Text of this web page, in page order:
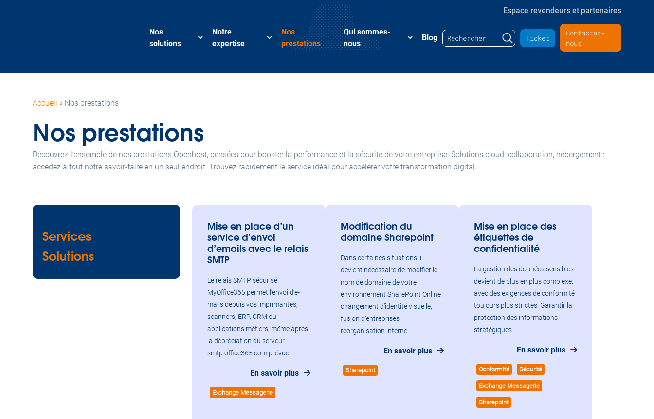
Espace revendeurs et partenaires
Nos
solutions
Notre
expertise
Nos
prestations
Qui sommes-
nous
Blog Rechercher : Ticket
Contactez-
nous
Accueil » Nos prestations
Nos prestations
Découvrez l’ensemble de nos prestations Openhost, pensées pour booster la performance et la sécurité de votre entreprise. Solutions cloud, collaboration, hébergement :
accédez à tout notre savoir-faire en un seul endroit. Trouvez rapidement le service idéal pour accélérer votre transformation digital.
Services
Solutions
Mise en place d’un
service d’envoi
d’emails avec le relais
SMTP
Le relais SMTP sécurisé
MyOffice365 permet l’envoi d’e-
mails depuis vos imprimantes,
scanners, ERP, CRM ou
applications métiers, même après
la dépréciation du serveur
smtp.office365.com prévue…
En savoir plus
Exchange Messagerie
Modification du
domaine Sharepoint
Dans certaines situations, il
devient nécessaire de modifier le
nom de domaine de votre
environnement SharePoint Online :
changement d’identité visuelle,
fusion d’entreprises,
réorganisation interne…
En savoir plus
Sharepoint
Mise en place des
étiquettes de
confidentialité
La gestion des données sensibles
devient de plus en plus complexe,
avec des exigences de conformité
toujours plus strictes. Garantir la
protection des informations
stratégiques…
En savoir plus
Conformité Sécurité
Exchange Messagerie
Sharepoint